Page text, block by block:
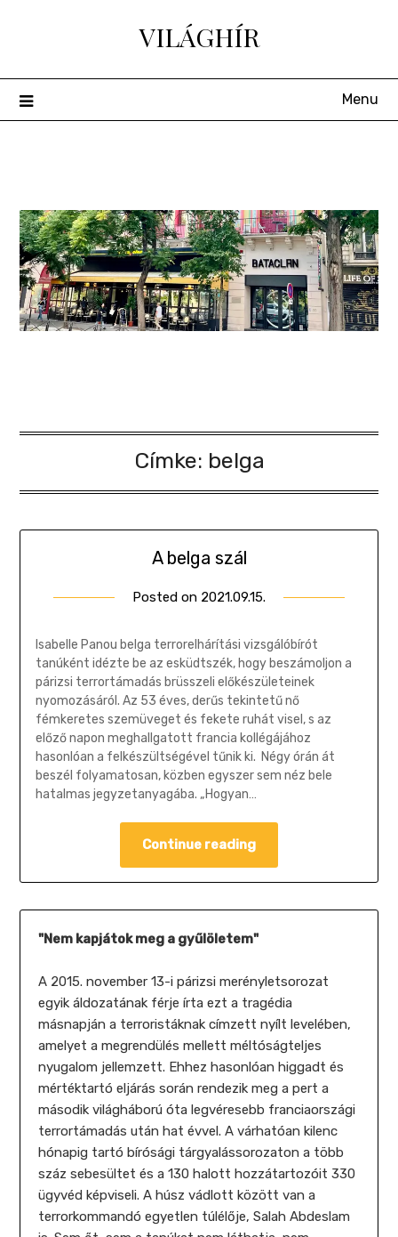
VILÁGHÍR
Menu
Címke: belga
A belga szál
Posted on 2021.09.15.
Géza
Isabelle Panou belga terrorelhárítási vizsgálóbírót
tanúként idézte be az esküdtszék, hogy beszámoljon a
párizsi terrortámadás brüsszeli előkészületeinek
nyomozásáról. Az 53 éves, derűs tekintetű nő
fémkeretes szemüveget és fekete ruhát visel, s az
előző napon meghallgatott francia kollégájához
hasonlóan a felkészültségével tűnik ki. Négy órán át
beszél folyamatosan, közben egyszer sem néz bele
hatalmas jegyzetanyagába. „Hogyan…
Continue reading
"Nem kapjátok meg a gyűlöletem"
A 2015. november 13-i párizsi merényletsorozat
egyik áldozatának férje írta ezt a tragédia
másnapján a terroristáknak címzett nyílt levelében,
amelyet a megrendülés mellett méltóságteljes
nyugalom jellemzett. Ehhez hasonlóan higgadt és
mértéktartó eljárás során rendezik meg a pert a
második világháború óta legvéresebb franciaországi
terrortámadás után hat évvel. A várhatóan kilenc
hónapig tartó bírósági tárgyalássorozaton a több
száz sebesültet és a 130 halott hozzátartozóit 330
ügyvéd képviseli. A húsz vádlott között van a
terrorkommandó egyetlen túlélője, Salah Abdeslam